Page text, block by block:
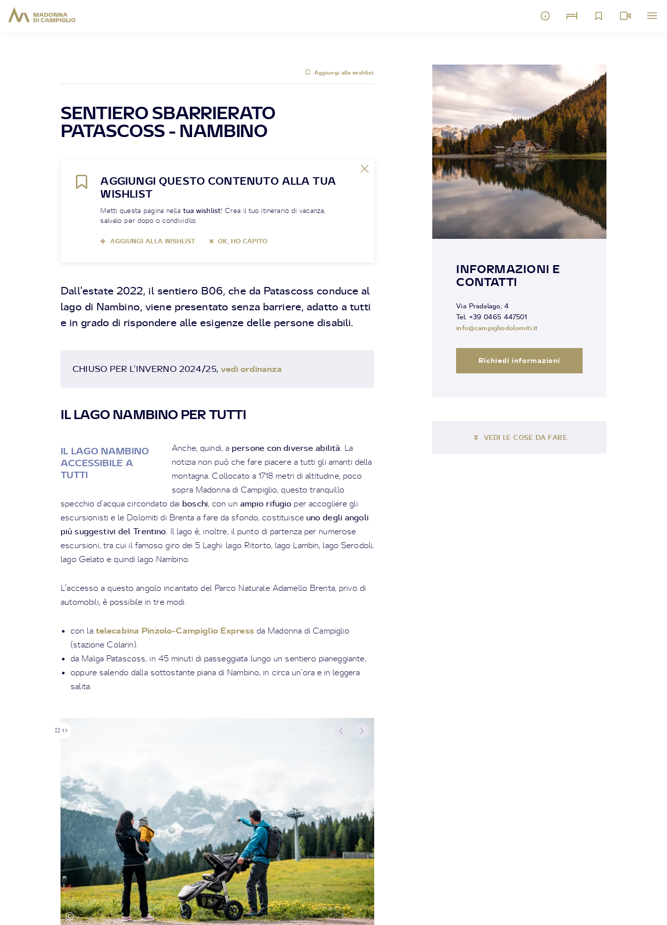
Aggiungi alla wishlist
SENTIERO SBARRIERATO
PATASCOSS - NAMBINO
AGGIUNGI QUESTO CONTENUTO ALLA TUA
WISHLIST
Metti questa pagina nella tua wishlist! Crea il tuo itinerario di vacanza,
salvalo per dopo o condividilo.
AGGIUNGI ALLA WISHLIST OK, HO CAPITO
Dall'estate 2022, il sentiero B06, che da Patascoss conduce al
lago di Nambino, viene presentato senza barriere, adatto a tutti
e in grado di rispondere alle esigenze delle persone disabili.
CHIUSO PER L'INVERNO 2024/25, vedi ordinanza
IL LAGO NAMBINO PER TUTTI
IL LAGO NAMBINO
ACCESSIBILE A
TUTTI
Anche, quindi, a persone con diverse abilità. La
notizia non può che fare piacere a tutti gli amanti della
montagna. Collocato a 1718 metri di altitudine, poco
sopra Madonna di Campiglio, questo tranquillo
specchio d’acqua circondato dai boschi, con un ampio rifugio per accogliere gli
escursionisti e le Dolomiti di Brenta a fare da sfondo, costituisce uno degli angoli
più suggestivi del Trentino. Il lago è, inoltre, il punto di partenza per numerose
escursioni, tra cui il famoso giro dei 5 Laghi: lago Ritorto, lago Lambin, lago Serodoli,
lago Gelato e quindi lago Nambino.
L’accesso a questo angolo incantato del Parco Naturale Adamello Brenta, privo di
automobili, è possibile in tre modi:
con la telecabina Pinzolo-Campiglio Expressda Madonna di Campiglio
(stazione Colarin).
da Malga Patascoss, in 45 minuti di passeggiata lungo un sentiero pianeggiante,
oppure salendo dalla sottostante piana di Nambino, in circa un’ora e in leggera
salita.
INFORMAZIONI E
CONTATTI
Via Pradalago, 4
Tel. +39 0465 447501
info@campigliodolomiti.it
Richiedi informazioni
VEDI LE COSE DA FARE